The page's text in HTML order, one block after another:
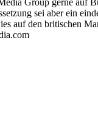
sei aber ein
auf den britischen